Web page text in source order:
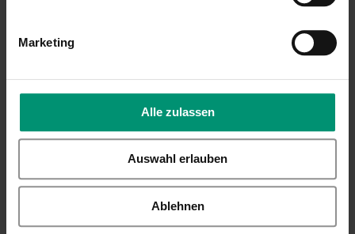
Marketing
Alle zulassen
Auswahl erlauben
Ablehnen
zum Führerschein
Versandkosten
Frauen & Mädchen,
Führerschein
Versandkosten